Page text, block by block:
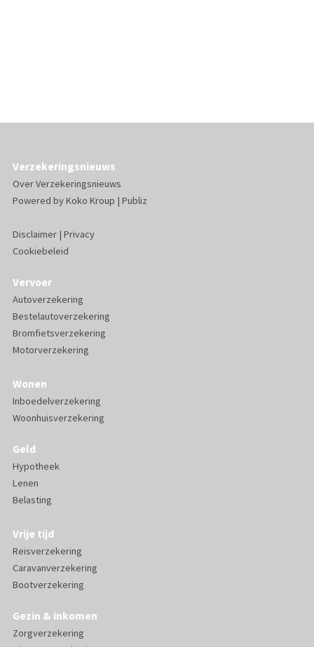
Verzekeringsnieuws
Over Verzekeringsnieuws
Powered byKoko Kroup | Publiz
Disclaimer| Privacy
Cookiebeleid
Vervoer
Autoverzekering
Bestelautoverzekering
Bromfietsverzekering
Motorverzekering
Wonen
Inboedelverzekering
Woonhuisverzekering
Geld
Hypotheek
Lenen
Belasting
Vrije tijd
Reisverzekering
Caravanverzekering
Bootverzekering
Gezin & inkomen
Zorgverzekering